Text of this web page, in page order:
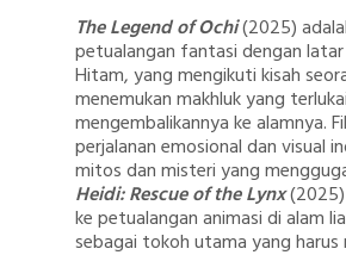
The Legend of Ochi(2025)
petualangan fantasi dengan
Hitam, yang mengikuti kisah
menemukan makhluk yang
mengembalikannya ke alamnya.
perjalanan emosional dan visual
mitos dan misteri yang
Heidi: Rescue of the Lynx(2025)
ke petualangan animasi di alam
sebagai tokoh utama yang harus